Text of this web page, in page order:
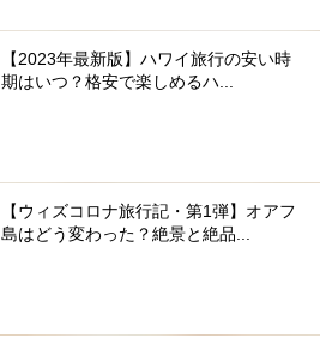
【2023年最新版】ハワイ旅行の安い時
期はいつ？格安で楽しめるハ...
【ウィズコロナ旅行記・第1弾】オアフ
島はどう変わった？絶景と絶品...